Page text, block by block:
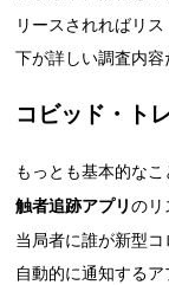
リースされればリ
下が詳しい調査内容
コビッド・ト
もっとも基本的な
触者追跡アプリのリ
当局者に誰が新型
自動的に通知する